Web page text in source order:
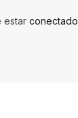
estar conectado